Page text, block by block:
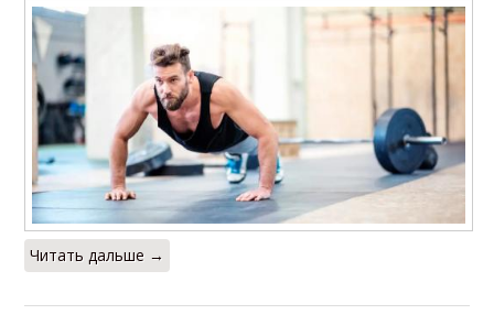
Читать дальше →